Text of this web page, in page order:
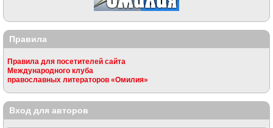
Правила
Правила для посетителей сайта
Международного клуба
православных литераторов «Омилия»
Вход для авторов